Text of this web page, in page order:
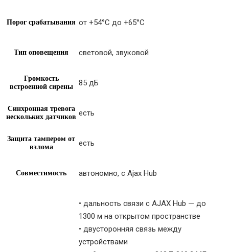
Порог срабатывания от +54°С до +65°С
Тип оповещения световой, звуковой
Громкость
встроенной сирены
85 дБ
Синхронная тревога
нескольких датчиков есть
Защита тампером от
взлома
есть
Совместимость автономно, с Ajax Hub
• дальность связи с AJAX Hub — до
1300 м на открытом пространстве
• двусторонняя связь между
устройствами